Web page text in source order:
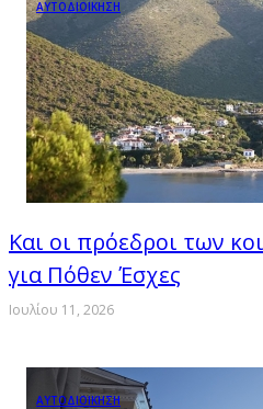
ΑΥΤΟΔΙΟΙΚΗΣΗ
Και οι πρόεδροι των
για Πόθεν Έσχες
Ιουλίου 11, 2026
ΑΥΤΟΔΙΟΙΚΗΣΗ